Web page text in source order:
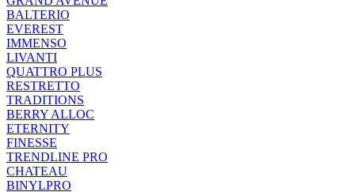
BALTERIO
EVEREST
IMMENSO
LIVANTI
QUATTRO PLUS
RESTRETTO
TRADITIONS
BERRY ALLOC
ETERNITY
FINESSE
TRENDLINE PRO
CHATEAU
BINYLPRO